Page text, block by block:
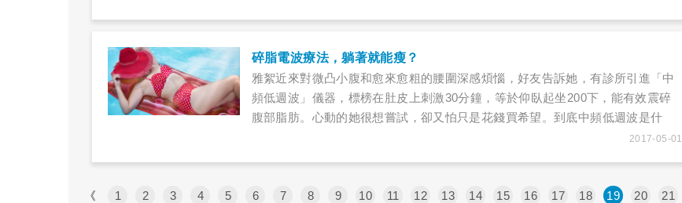
碎脂電波療法，躺著就能瘦？
雅絮近來對微凸小腹和愈來愈粗的腰圍深感煩惱，好友告訴她，有診所引進「中
頻低週波」儀器，標榜在肚皮上刺激30分鐘，等於仰臥起坐200下，能有效震碎
腹部脂肪。心動的她很想嘗試，卻又怕只是花錢買希望。到底中頻低週波是什
2017-05-01
《 1 2 3 4 5 6 7 8 9 10 11 12 13 14 15 16 17 18 19 20 21